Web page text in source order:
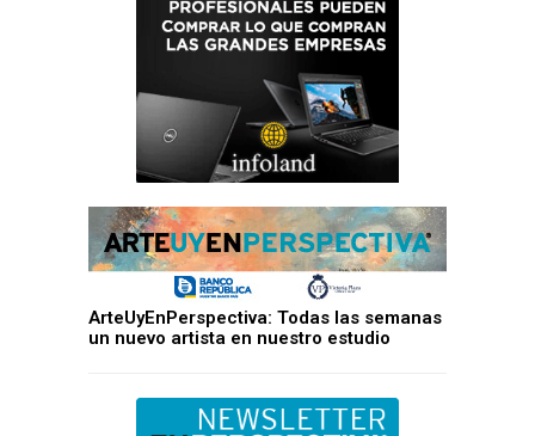
ArteUyEnPerspectiva: Todas las semanas
un nuevo artista en nuestro estudio